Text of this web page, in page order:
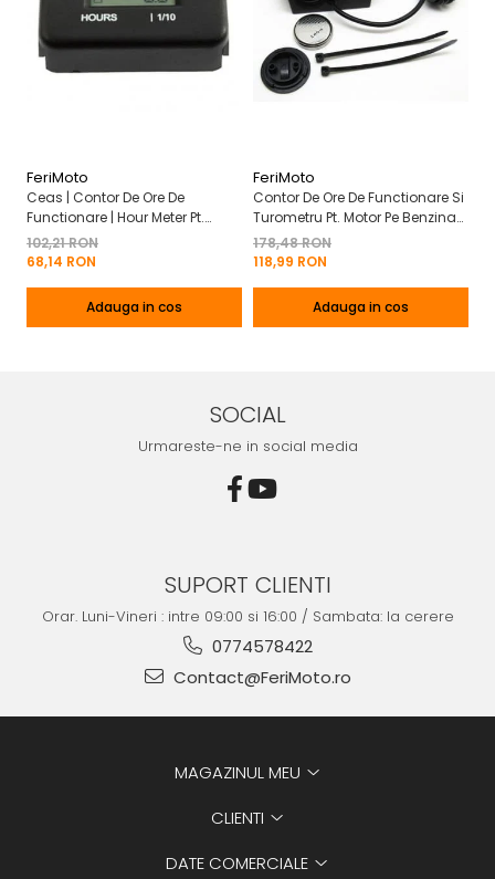
FeriMoto
Ceas | Contor De Ore De
Functionare | Hour Meter Pt.
Motor Pe Benzina 2T | 4T
102,21 RON
68,14 RON
Adauga in cos
FeriMoto
Contor De Ore De Functionare Si
Turometru Pt. Motor Pe Benzina
2T | 4T Cu Capac De Baterie
178,48 RON
118,99 RON
Adauga in cos
SOCIAL
Urmareste-ne in social media
SUPORT CLIENTI
Orar. Luni-Vineri : intre 09:00 si 16:00 / Sambata: la cerere
0774578422
Contact@FeriMoto.ro
MAGAZINUL MEU
CLIENTI
DATE COMERCIALE